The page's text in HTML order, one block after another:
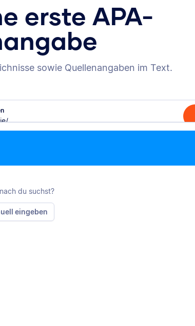
erste APA-
sowie Quellenangaben im Text.
du suchst?
eingeben